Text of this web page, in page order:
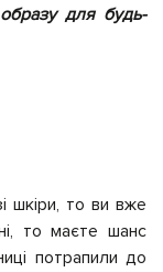
для будь-
шкіри, то ви вже
то маєте шанс
потрапили до